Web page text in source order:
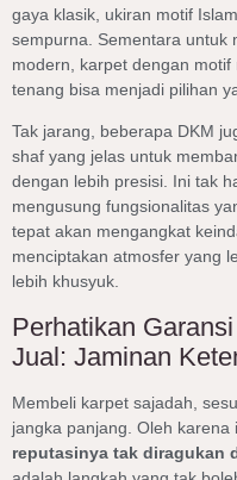
gaya klasik, ukiran motif
sempurna. Sementara untuk
modern, karpet dengan
tenang bisa menjadi pilihan
Tak jarang, beberapa DKM
shaf yang jelas untuk
dengan lebih presisi. Ini tak
mengusung fungsionalitas
tepat akan mengangkat
menciptakan atmosfer yang
lebih khusyuk.
Perhatikan
Jual: Jaminan
Membeli karpet sajadah,
jangka panjang. Oleh
reputasinya tak diragukan